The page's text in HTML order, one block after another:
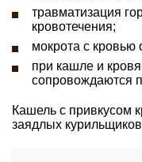
травматизация
кровотечения;
мокрота с кровью
при кашле и
сопровождаются
Кашель с привкусом
заядлых